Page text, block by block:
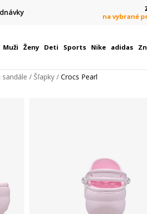
9. 8.
na vybrané
Muži Ženy Deti Sports Nike adidas
sandále Šľapky Crocs Pearl